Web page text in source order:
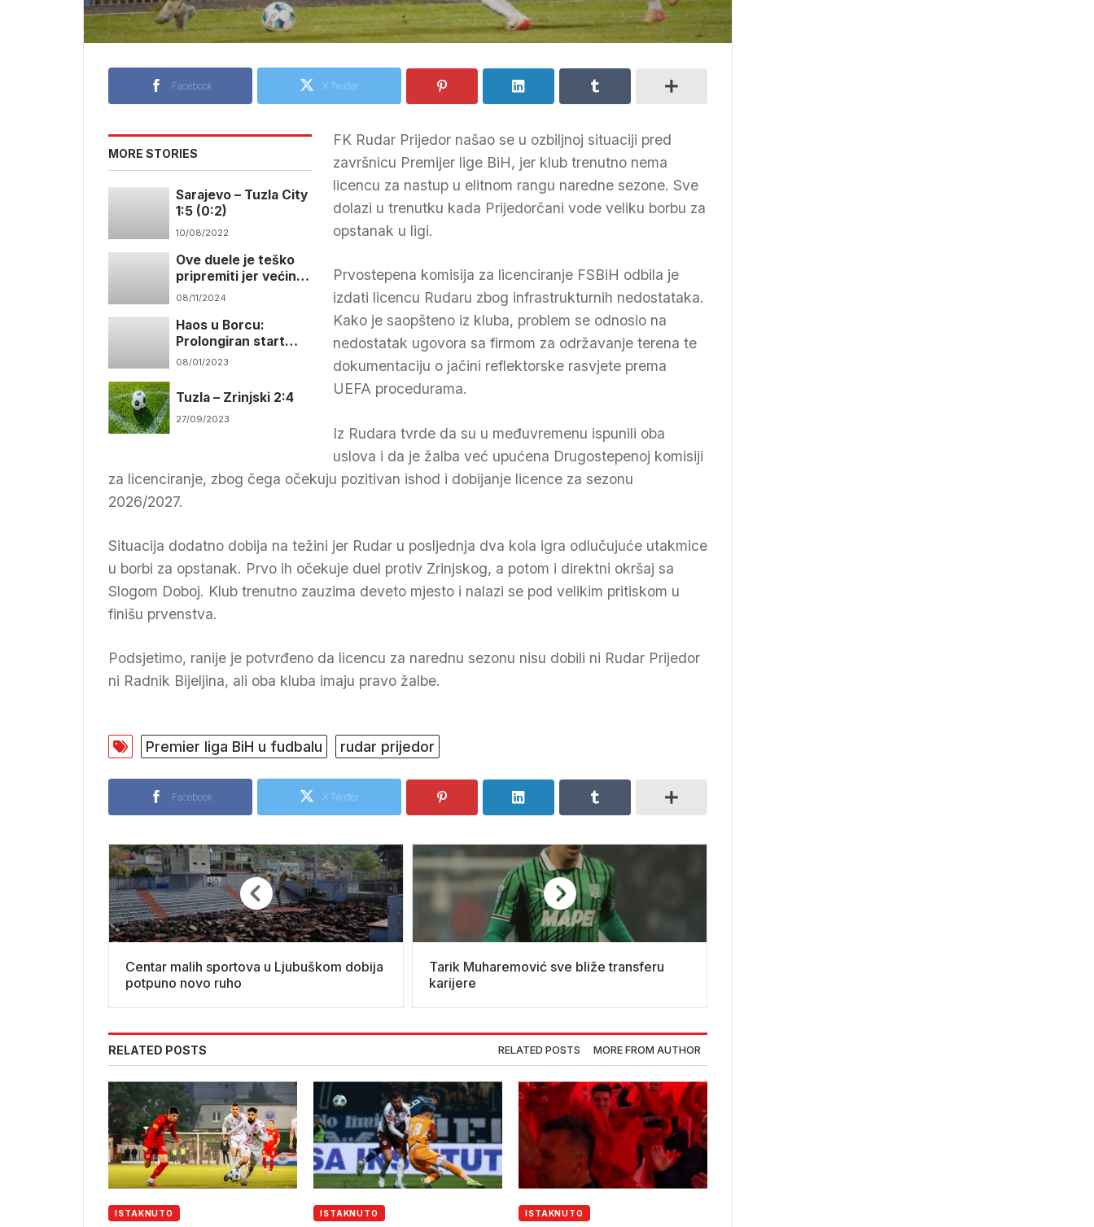
Facebook X Twitter
MORE STORIES
Sarajevo – Tuzla City
1:5 (0:2)
10/08/2022
Ove duele je teško
pripremiti jer većina
navijača i medija već
08/11/2024
Haos u Borcu:
Prolongiran start
priprema
08/01/2023
Tuzla – Zrinjski 2:4
27/09/2023
FK Rudar Prijedor našao se u ozbiljnoj situaciji pred
završnicu Premijer lige BiH, jer klub trenutno nema
licencu za nastup u elitnom rangu naredne sezone. Sve
dolazi u trenutku kada Prijedorčani vode veliku borbu za
opstanak u ligi.
Prvostepena komisija za licenciranje FSBiH odbila je
izdati licencu Rudaru zbog infrastrukturnih nedostataka.
Kako je saopšteno iz kluba, problem se odnosio na
nedostatak ugovora sa firmom za održavanje terena te
dokumentaciju o jačini reflektorske rasvjete prema
UEFA procedurama.
Iz Rudara tvrde da su u međuvremenu ispunili oba
uslova i da je žalba već upućena Drugostepenoj komisiji
za licenciranje, zbog čega očekuju pozitivan ishod i dobijanje licence za sezonu
2026/2027.
Situacija dodatno dobija na težini jer Rudar u posljednja dva kola igra odlučujuće utakmice
u borbi za opstanak. Prvo ih očekuje duel protiv Zrinjskog, a potom i direktni okršaj sa
Slogom Doboj. Klub trenutno zauzima deveto mjesto i nalazi se pod velikim pritiskom u
finišu prvenstva.
Podsjetimo, ranije je potvrđeno da licencu za narednu sezonu nisu dobili ni Rudar Prijedor
ni Radnik Bijeljina, ali oba kluba imaju pravo žalbe.
Premier liga BiH u fudbalu rudar prijedor
Facebook X Twitter
Centar malih sportova u Ljubuškom dobija
potpuno novo ruho
Tarik Muharemović sve bliže transferu
karijere
RELATED POSTS RELATED POSTS MORE FROM AUTHOR
ISTAKNUTO ISTAKNUTO ISTAKNUTO